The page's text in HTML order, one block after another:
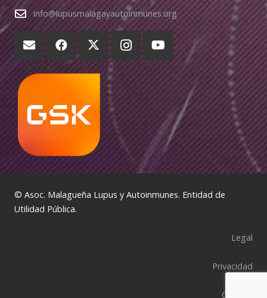
info@lupusmalagayautoinmunes.org
© Asoc. Malagueña Lupus y Autoinmunes. Entidad de
Utilidad Pública.
Legal
Privacidad
Cookies